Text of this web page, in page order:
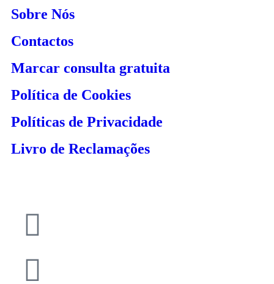
Sobre Nós
Contactos
Marcar consulta gratuita
Política de Cookies
Políticas de Privacidade
Livro de Reclamações